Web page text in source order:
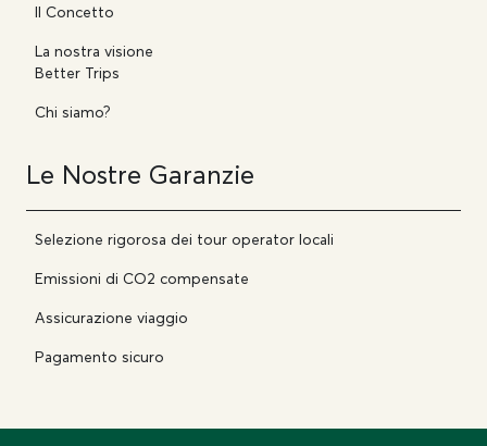
Il Concetto
La nostra visione
Better Trips
Chi siamo?
Le Nostre Garanzie
Selezione rigorosa dei tour operator locali
Emissioni di CO2 compensate
Assicurazione viaggio
Pagamento sicuro